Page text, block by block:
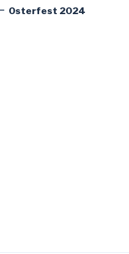
Beitrag
Osterfest 2024